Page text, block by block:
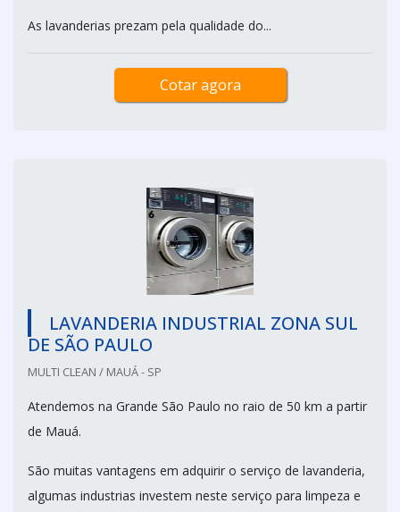
As lavanderias prezam pela qualidade do...
Cotar agora
LAVANDERIA INDUSTRIAL ZONA SUL
DE SÃO PAULO
MULTI CLEAN / MAUÁ - SP
Atendemos na Grande São Paulo no raio de 50 km a partir
de Mauá.
São muitas vantagens em adquirir o serviço de lavanderia,
algumas industrias investem neste serviço para limpeza e